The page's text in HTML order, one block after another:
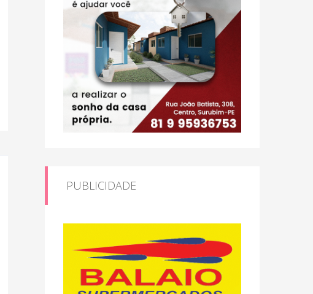
PUBLICIDADE